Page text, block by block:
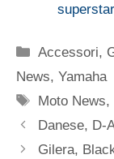
superstar
Categorie
Accessori,
News, Yamaha
Tag
Moto News,
Danese, D-
Gilera,